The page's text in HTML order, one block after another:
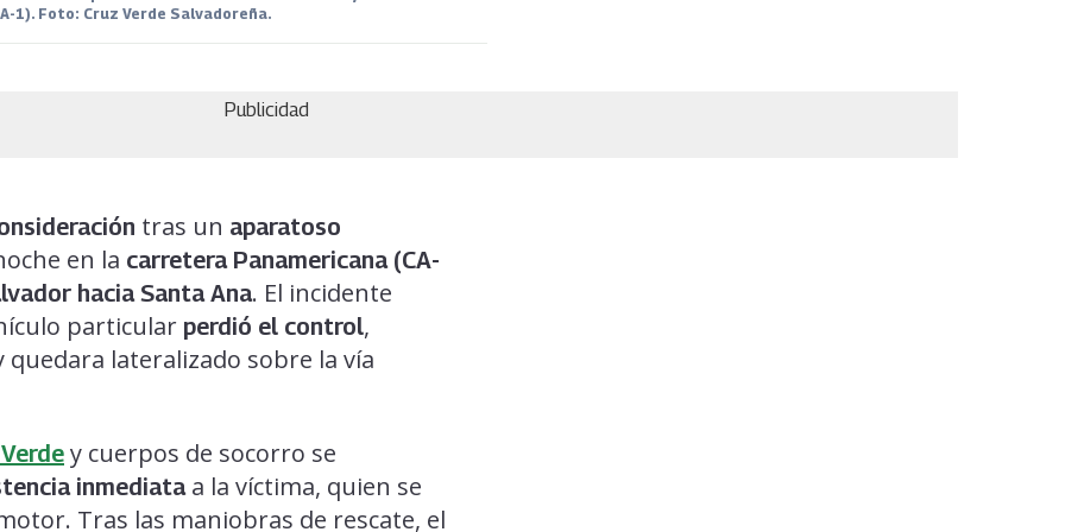
1). Foto: Cruz Verde Salvadoreña.
Publicidad
tras un aparatoso
en la carretera Panamericana (CA-
hacia Santa Ana. El incidente
particular perdió el control,
lateralizado sobre la vía
y cuerpos de socorro se
inmediataa la víctima, quien se
Tras las maniobras de rescate, el